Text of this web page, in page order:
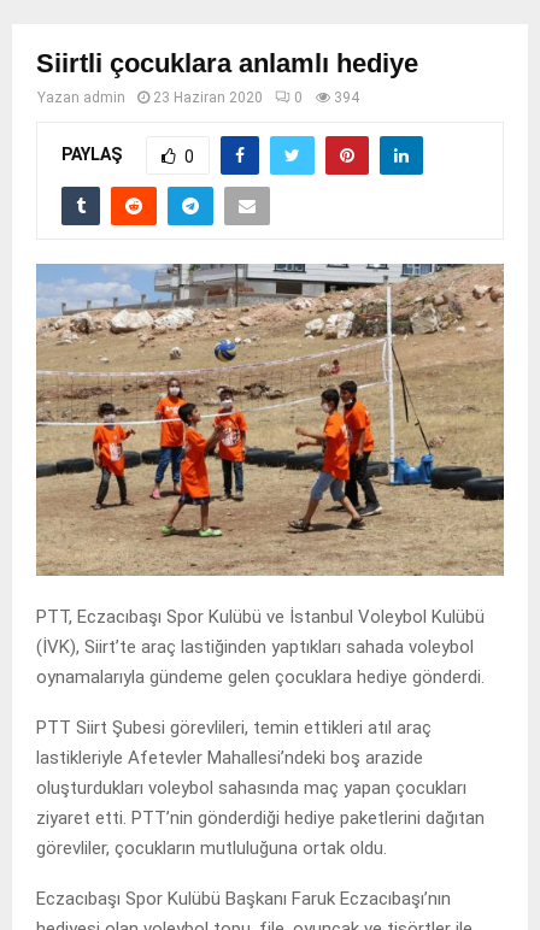
Siirtli çocuklara anlamlı hediye
Yazan admin 23 Haziran 2020 0 394
PAYLAŞ 0
PTT, Eczacıbaşı Spor Kulübü ve İstanbul Voleybol Kulübü
(İVK), Siirt’te araç lastiğinden yaptıkları sahada voleybol
oynamalarıyla gündeme gelen çocuklara hediye gönderdi.
PTT Siirt Şubesi görevlileri, temin ettikleri atıl araç
lastikleriyle Afetevler Mahallesi’ndeki boş arazide
oluşturdukları voleybol sahasında maç yapan çocukları
ziyaret etti. PTT’nin gönderdiği hediye paketlerini dağıtan
görevliler, çocukların mutluluğuna ortak oldu.
Eczacıbaşı Spor Kulübü Başkanı Faruk Eczacıbaşı’nın